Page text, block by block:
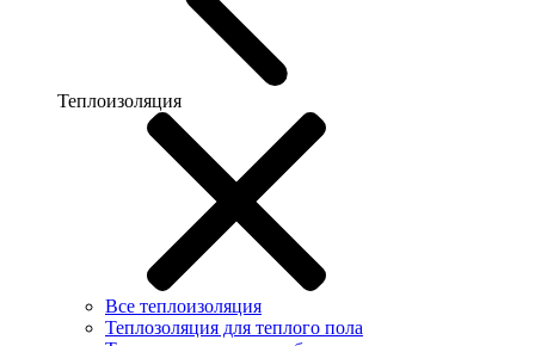
Теплоизоляция
Все теплоизоляция
Теплозоляция для теплого пола